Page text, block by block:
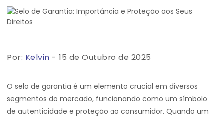
Por: Kelvin - 15 de Outubro de 2025
O selo de garantia é um elemento crucial em diversos
segmentos do mercado, funcionando como um símbolo
de autenticidade e proteção ao consumidor. Quando um